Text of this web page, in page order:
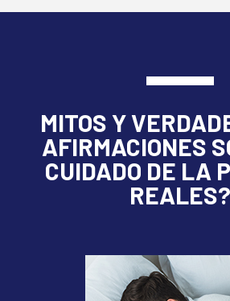
MITOS Y
AFIRMACIONES
CUIDADO DE LA
REALES?